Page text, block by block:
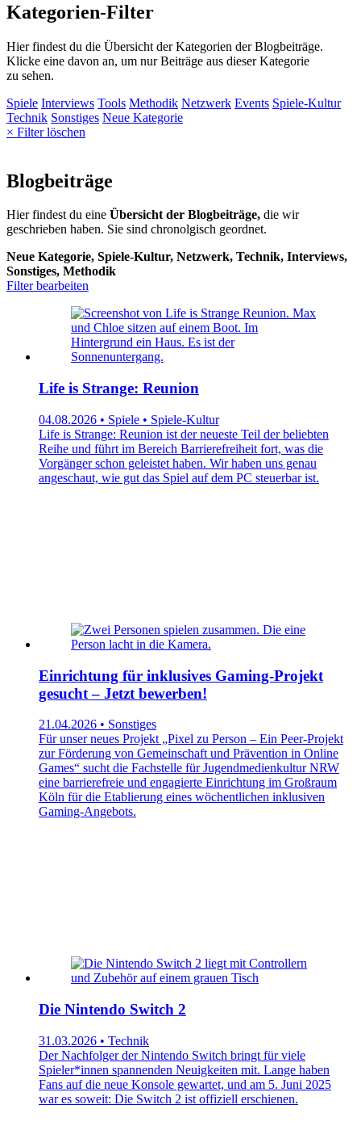
Kategorien-Filter
Hier findest du die Übersicht der Kategorien der Blogbeiträge.
Klicke eine davon an, um nur Beiträge aus dieser Kategorie
zu sehen.
Spiele Interviews Tools Methodik Netzwerk Events Spiele-Kultur
Technik Sonstiges Neue Kategorie
× Filter löschen
Blogbeiträge
Hier findest du eine Übersicht der Blogbeiträge, die wir
geschrieben haben. Sie sind chronolgisch geordnet.
Neue Kategorie, Spiele-Kultur, Netzwerk, Technik, Interviews,
Sonstiges, Methodik
Filter bearbeiten
Life is Strange: Reunion
04.08.2026 • Spiele • Spiele-Kultur
Life is Strange: Reunion ist der neueste Teil der beliebten
Reihe und führt im Bereich Barrierefreiheit fort, was die
Vorgänger schon geleistet haben. Wir haben uns genau
angeschaut, wie gut das Spiel auf dem PC steuerbar ist.
Einrichtung für inklusives Gaming-Projekt
gesucht – Jetzt bewerben!
21.04.2026 • Sonstiges
Für unser neues Projekt „Pixel zu Person – Ein Peer-Projekt
zur Förderung von Gemeinschaft und Prävention in Online
Games“ sucht die Fachstelle für Jugendmedienkultur NRW
eine barrierefreie und engagierte Einrichtung im Großraum
Köln für die Etablierung eines wöchentlichen inklusiven
Gaming-Angebots.
Die Nintendo Switch 2
31.03.2026 • Technik
Der Nachfolger der Nintendo Switch bringt für viele
Spieler*innen spannenden Neuigkeiten mit. Lange haben
Fans auf die neue Konsole gewartet, und am 5. Juni 2025
war es soweit: Die Switch 2 ist offiziell erschienen.